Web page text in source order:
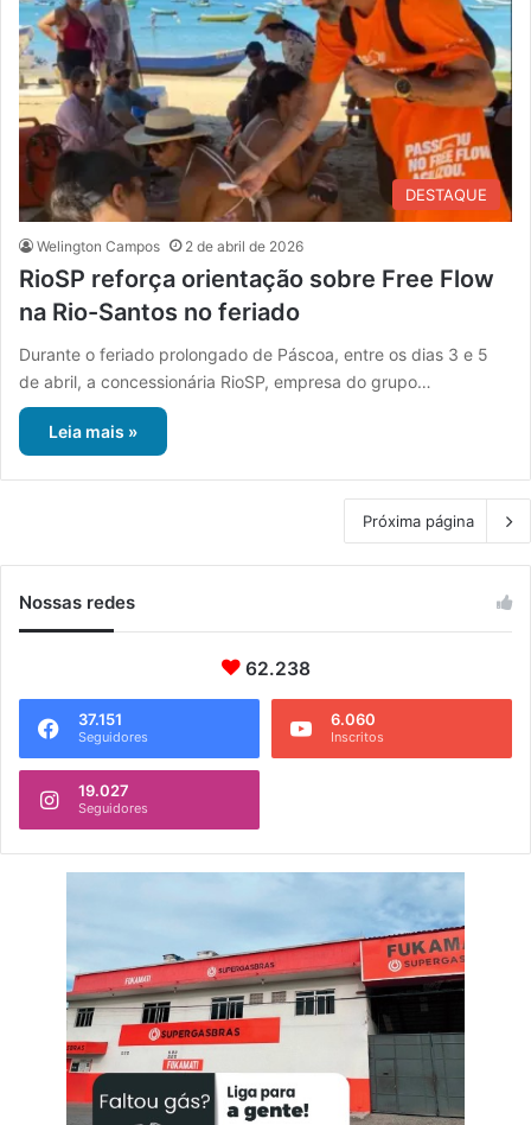
DESTAQUE
Welington Campos 2 de abril de 2026
RioSP reforça orientação sobre Free Flow
na Rio-Santos no feriado
Durante o feriado prolongado de Páscoa, entre os dias 3 e 5
de abril, a concessionária RioSP, empresa do grupo…
Leia mais »
Próxima página
Nossas redes
62.238
37.151
Seguidores
6.060
Inscritos
19.027
Seguidores